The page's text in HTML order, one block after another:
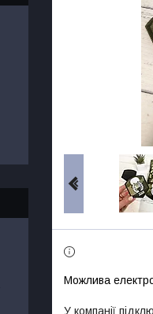
У компанії